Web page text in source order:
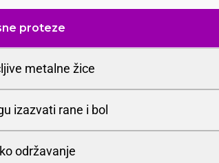
proteze
metalne žice
izazvati rane i bol
održavanje